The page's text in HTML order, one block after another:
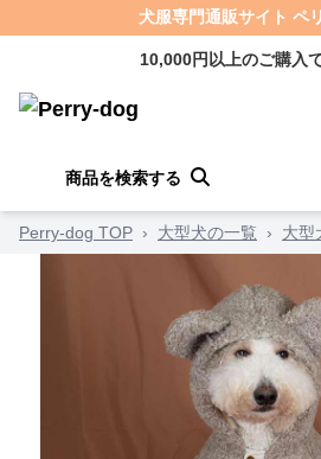
犬服専門通販サイト ペ
10,000円以上のご購入
商品を検索する
Perry-dog TOP › 大型犬の一覧 › 大型